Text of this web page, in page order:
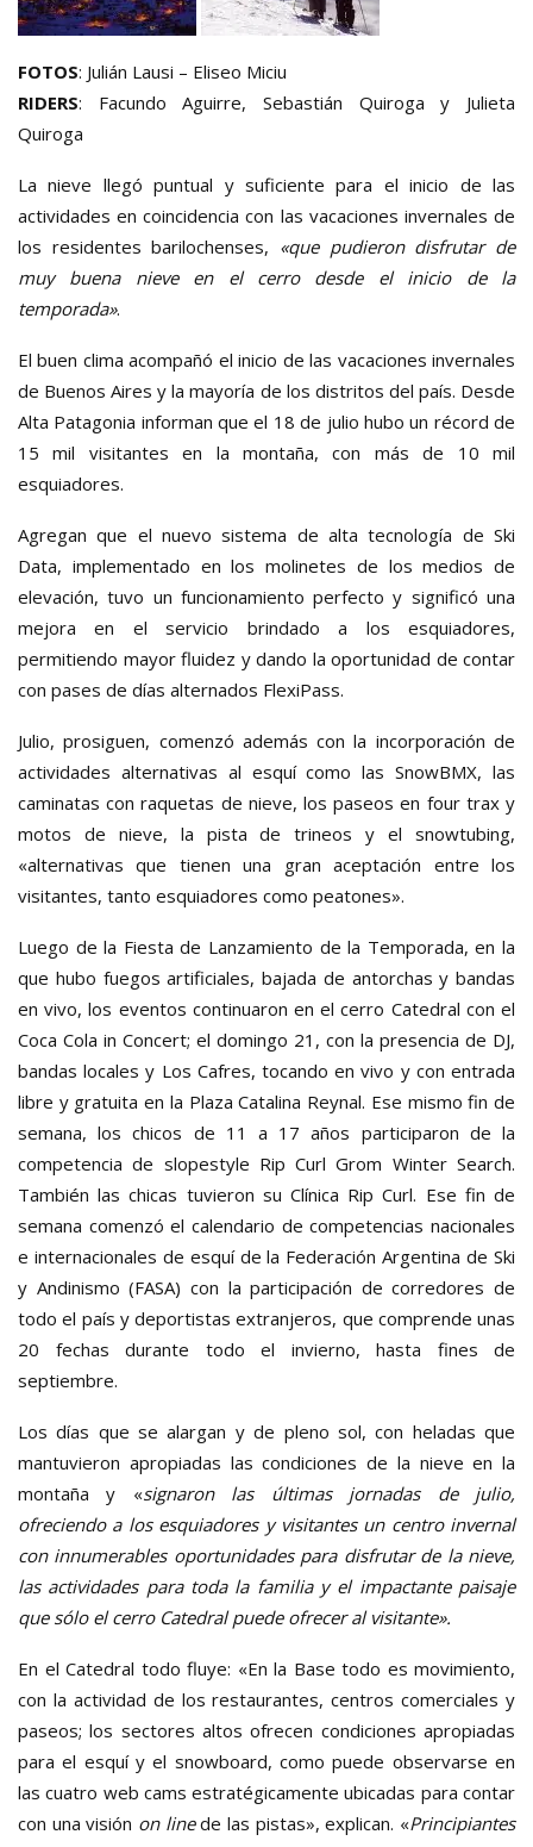
FOTOS: Julián Lausi – Eliseo Miciu
RIDERS: Facundo Aguirre, Sebastián Quiroga y Julieta
Quiroga
La nieve llegó puntual y suficiente para el inicio de las
actividades en coincidencia con las vacaciones invernales de
los residentes barilochenses, «que pudieron disfrutar de
muy buena nieve en el cerro desde el inicio de la
temporada».
El buen clima acompañó el inicio de las vacaciones invernales
de Buenos Aires y la mayoría de los distritos del país. Desde
Alta Patagonia informan que el 18 de julio hubo un récord de
15 mil visitantes en la montaña, con más de 10 mil
esquiadores.
Agregan que el nuevo sistema de alta tecnología de Ski
Data, implementado en los molinetes de los medios de
elevación, tuvo un funcionamiento perfecto y significó una
mejora en el servicio brindado a los esquiadores,
permitiendo mayor fluidez y dando la oportunidad de contar
con pases de días alternados FlexiPass.
Julio, prosiguen, comenzó además con la incorporación de
actividades alternativas al esquí como las SnowBMX, las
caminatas con raquetas de nieve, los paseos en four trax y
motos de nieve, la pista de trineos y el snowtubing,
«alternativas que tienen una gran aceptación entre los
visitantes, tanto esquiadores como peatones».
Luego de la Fiesta de Lanzamiento de la Temporada, en la
que hubo fuegos artificiales, bajada de antorchas y bandas
en vivo, los eventos continuaron en el cerro Catedral con el
Coca Cola in Concert; el domingo 21, con la presencia de DJ,
bandas locales y Los Cafres, tocando en vivo y con entrada
libre y gratuita en la Plaza Catalina Reynal. Ese mismo fin de
semana, los chicos de 11 a 17 años participaron de la
competencia de slopestyle Rip Curl Grom Winter Search.
También las chicas tuvieron su Clínica Rip Curl. Ese fin de
semana comenzó el calendario de competencias nacionales
e internacionales de esquí de la Federación Argentina de Ski
y Andinismo (FASA) con la participación de corredores de
todo el país y deportistas extranjeros, que comprende unas
20 fechas durante todo el invierno, hasta fines de
septiembre.
Los días que se alargan y de pleno sol, con heladas que
mantuvieron apropiadas las condiciones de la nieve en la
montaña y «signaron las últimas jornadas de julio,
ofreciendo a los esquiadores y visitantes un centro invernal
con innumerables oportunidades para disfrutar de la nieve,
las actividades para toda la familia y el impactante paisaje
que sólo el cerro Catedral puede ofrecer al visitante».
En el Catedral todo fluye: «En la Base todo es movimiento,
con la actividad de los restaurantes, centros comerciales y
paseos; los sectores altos ofrecen condiciones apropiadas
para el esquí y el snowboard, como puede observarse en
las cuatro web cams estratégicamente ubicadas para contar
con una visión on linede las pistas», explican. «Principiantes